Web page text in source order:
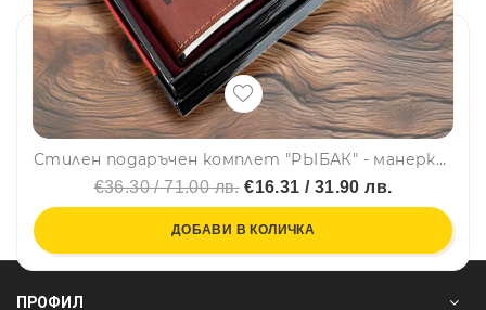
Стилен подаръчен комплет "РЬIБАК" - манерка за алкохол, чашки и фунийка
€36.30 / 71.00 лв.€16.31 / 31.90 лв.
ДОБАВИ В КОЛИЧКА
ПРОФИЛ